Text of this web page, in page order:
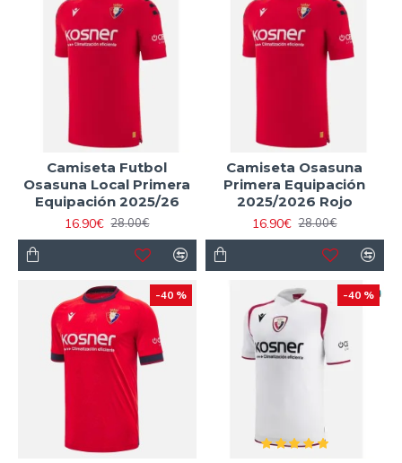
Camiseta Futbol
Osasuna Local Primera
Equipación 2025/26
16.90€ 28.00€
Camiseta Osasuna
Primera Equipación
2025/2026 Rojo
16.90€ 28.00€
-40 % -40 %